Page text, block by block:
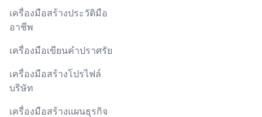
เครื่องมือสร้างประวัติมือ
อาชีพ
เครื่องมือเขียนคำปราศรัย
เครื่องมือสร้างโปรไฟล์
บริษัท
เครื่องมือสร้างแผนธุรกิจ